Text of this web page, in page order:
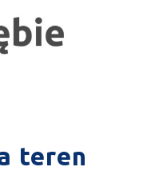
teren